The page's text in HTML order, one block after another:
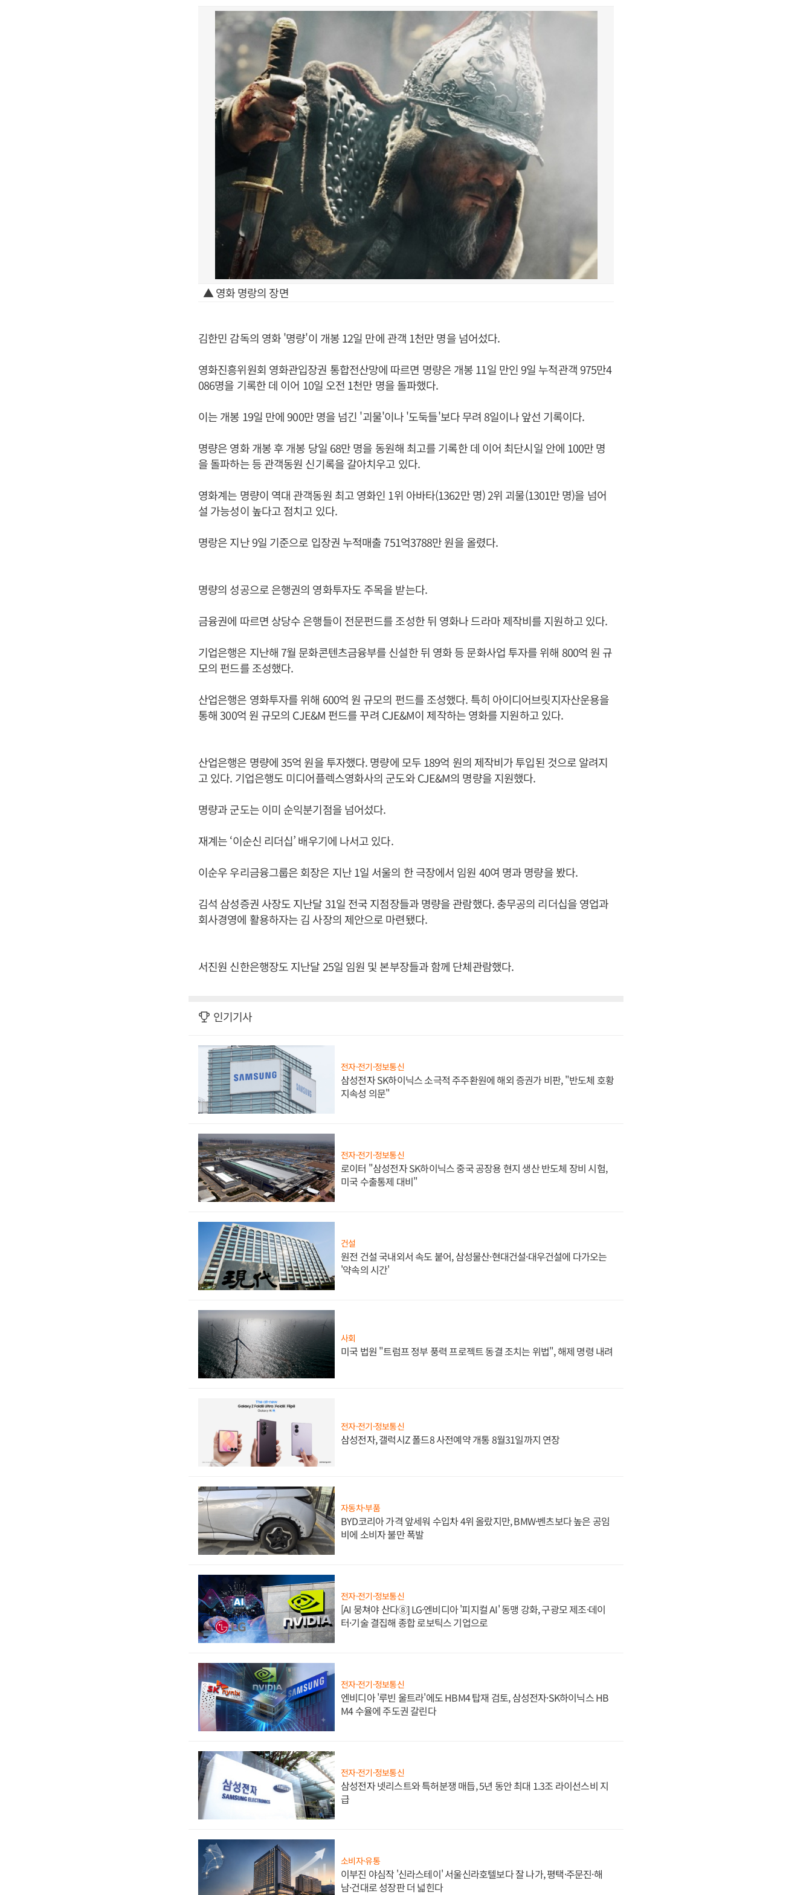
▲ 영화 명랑의 장면
김한민 감독의 영화 '명량'이 개봉 12일 만에 관객 1천만 명을 넘어섰다.
영화진흥위원회 영화관입장권 통합전산망에 따르면 명량은 개봉 11일 만인 9일 누적관객 975만4
086명을 기록한 데 이어 10일 오전 1천만 명을 돌파했다.
이는 개봉 19일 만에 900만 명을 넘긴 '괴물'이나 '도둑들'보다 무려 8일이나 앞선 기록이다.
명량은 영화 개봉 후 개봉 당일 68만 명을 동원해 최고를 기록한 데 이어 최단시일 안에 100만 명
을 돌파하는 등 관객동원 신기록을 갈아치우고 있다.
영화계는 명량이 역대 관객동원 최고 영화인 1위 아바타(1362만 명) 2위 괴물(1301만 명)을 넘어
설 가능성이 높다고 점치고 있다.
명랑은 지난 9일 기준으로 입장권 누적매출 751억3788만 원을 올렸다.
명량의 성공으로 은행권의 영화투자도 주목을 받는다.
금융권에 따르면 상당수 은행들이 전문펀드를 조성한 뒤 영화나 드라마 제작비를 지원하고 있다.
기업은행은 지난해 7월 문화콘텐츠금융부를 신설한 뒤 영화 등 문화사업 투자를 위해 800억 원 규
모의 펀드를 조성했다.
산업은행은 영화투자를 위해 600억 원 규모의 펀드를 조성했다. 특히 아이디어브릿지자산운용을
통해 300억 원 규모의 CJE&M 펀드를 꾸려 CJE&M이 제작하는 영화를 지원하고 있다.
산업은행은 명량에 35억 원을 투자했다. 명량에 모두 189억 원의 제작비가 투입된 것으로 알려지
고 있다. 기업은행도 미디어플렉스영화사의 군도와 CJE&M의 명량을 지원했다.
명량과 군도는 이미 순익분기점을 넘어섰다.
재계는 ‘이순신 리더십’ 배우기에 나서고 있다.
이순우 우리금융그룹은 회장은 지난 1일 서울의 한 극장에서 임원 40여 명과 명량을 봤다.
김석 삼성증권 사장도 지난달 31일 전국 지점장들과 명량을 관람했다. 충무공의 리더십을 영업과
회사경영에 활용하자는 김 사장의 제안으로 마련됐다.
서진원 신한은행장도 지난달 25일 임원 및 본부장들과 함께 단체관람했다.
인기기사
전자·전기·정보통신
삼성전자 SK하이닉스 소극적 주주환원에 해외 증권가 비판, "반도체 호황
지속성 의문"
전자·전기·정보통신
로이터 "삼성전자 SK하이닉스 중국 공장용 현지 생산 반도체 장비 시험,
미국 수출통제 대비"
건설
원전 건설 국내외서 속도 붙어, 삼성물산·현대건설·대우건설에 다가오는
'약속의 시간'
사회
미국 법원 "트럼프 정부 풍력 프로젝트 동결 조치는 위법", 해제 명령 내려
전자·전기·정보통신
삼성전자, 갤럭시Z 폴드8 사전예약 개통 8월31일까지 연장
자동차·부품
BYD코리아 가격 앞세워 수입차 4위 올랐지만, BMW·벤츠보다 높은 공임
비에 소비자 불만 폭발
전자·전기·정보통신
[AI 뭉쳐야 산다⑧] LG·엔비디아 '피지컬 AI' 동맹 강화, 구광모 제조·데이
터·기술 결집해 종합 로보틱스 기업으로
전자·전기·정보통신
엔비디아 '루빈 울트라'에도 HBM4 탑재 검토, 삼성전자·SK하이닉스 HB
M4 수율에 주도권 갈린다
전자·전기·정보통신
삼성전자 넷리스트와 특허분쟁 매듭, 5년 동안 최대 1.3조 라이선스비 지
급
소비자·유통
이부진 야심작 '신라스테이' 서울신라호텔보다 잘 나가, 평택·주문진·해
남·건대로 성장판 더 넓힌다